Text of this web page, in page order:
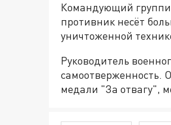
Командующий
противник несёт
уничтоженной
Руководитель
самоотверженность.
медали "За отвагу",